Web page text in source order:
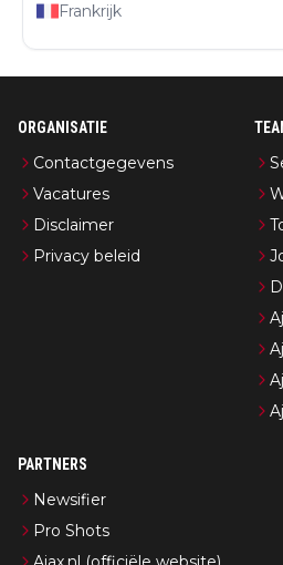
Frankrijk
ORGANISATIE
Contactgegevens
Vacatures
Disclaimer
Privacy beleid
PARTNERS
Newsifier
Pro Shots